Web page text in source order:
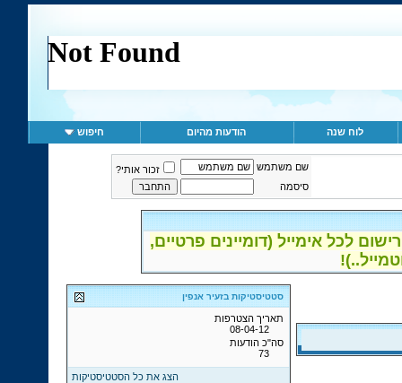
לוח שנה הודעות מהיום חיפוש
שם משתמש
זכור אותי?
סיסמה
לכל אימייל (דומיינים פרטיים,
סטטיסטיקות בזעיר אנפין
תאריך הצטרפות
08-04-12
סה"כ הודעות
73
הצג את כל הסטטיסטיקות